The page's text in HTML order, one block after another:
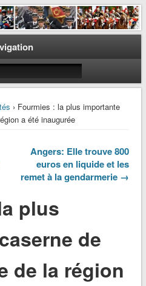
› Fourmies : la plus importante
a été inaugurée
Angers: Elle trouve 800
euros en liquide et les
remet à la gendarmerie →
plus
de
de la région